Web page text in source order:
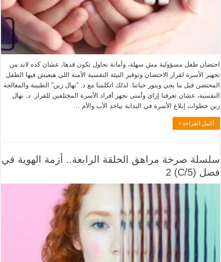
احتضان طفل مسؤولية مش سهلة، وأمانة نحاول نكون قدها، عشان كده لابد من
تجهيز الأسرة لقرار الاحتضان وتوفير البيئة النفسية الآمنة اللي هيعيش فيها الطفل
المحتضن قبل ما يجي وينور حياتنا. لذلك اتكلمنا مع د. “نهال زين” الطبيبة والمعالجة
النفسية، عشان تعرفنا إزاي وأمتى نجهز أفراد الأسرة المختلفين للقرار. د. نهال
زين خطوات إبلاغ الأسرة في البداية بياخد الأب والأم …
أكمل القراءة »
سلسلة صرخة مراهق الحلقة الرابعة.. أزمة الهوية في
فصل (5/C) 2